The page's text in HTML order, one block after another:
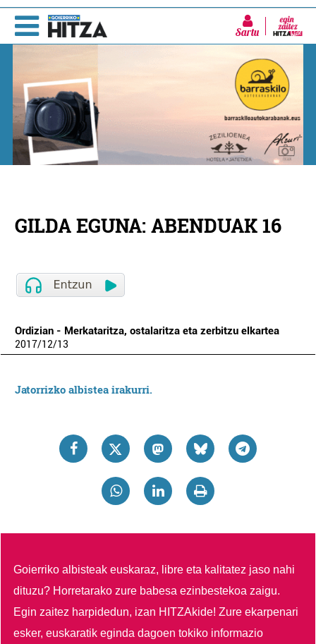
Sartu
GILDA EGUNA: ABENDUAK 16
Ordizian - Merkataritza, ostalaritza eta zerbitzu elkartea
2017/12/13
Jatorrizko albistea irakurri.
Goierriko albisteak euskaraz, libre eta kalitatez jaso nahi
dituzu? Horretarako zure babesa ezinbestekoa zaigu.
Egin zaitez harpidedun, izan HITZAkide!Zure ekarpenari
esker, euskaratik eginda dagoen tokiko informazio